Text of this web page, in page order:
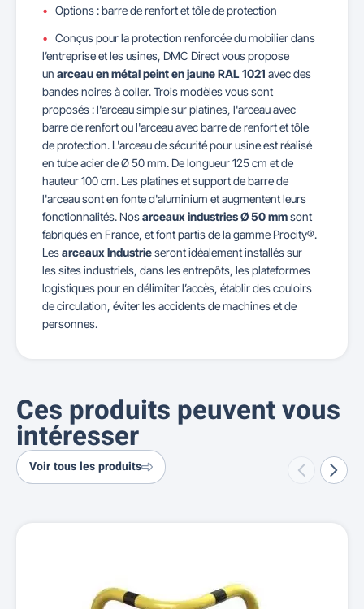
Options : barre de renfort et tôle de protection
Conçus pour la protection renforcée du mobilier dans
l’entreprise et les usines, DMC Direct vous propose
un arceau en métal peint en jaune RAL 1021 avec des
bandes noires à coller. Trois modèles vous sont
proposés : l'arceau simple sur platines, l'arceau avec
barre de renfort ou l'arceau avec barre de renfort et tôle
de protection. L'arceau de sécurité pour usine est réalisé
en tube acier de Ø 50 mm. De longueur 125 cm et de
hauteur 100 cm. Les platines et support de barre de
l'arceau sont en fonte d'aluminium et augmentent leurs
fonctionnalités. Nosarceaux industries Ø 50 mmsont
fabriqués en France, et font partis de la gamme Procity®.
Lesarceaux Industrieseront idéalement installés sur
les sites industriels, dans les entrepôts, les plateformes
logistiques pour en délimiter l’accès, établir des couloirs
de circulation, éviter les accidents de machines et de
personnes.
Ces produits peuvent vous
intéresser
Voir tous les produits